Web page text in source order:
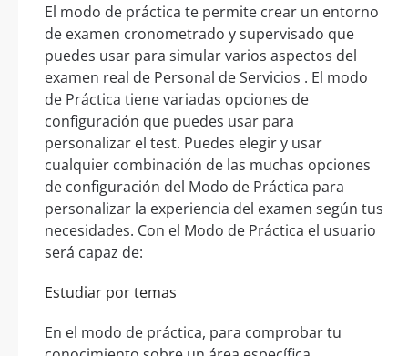
El modo de práctica te permite crear un entorno
de examen cronometrado y supervisado que
puedes usar para simular varios aspectos del
examen real de Personal de Servicios . El modo
de Práctica tiene variadas opciones de
configuración que puedes usar para
personalizar el test. Puedes elegir y usar
cualquier combinación de las muchas opciones
de configuración del Modo de Práctica para
personalizar la experiencia del examen según tus
necesidades. Con el Modo de Práctica el usuario
será capaz de:
Estudiar por temas
En el modo de práctica, para comprobar tu